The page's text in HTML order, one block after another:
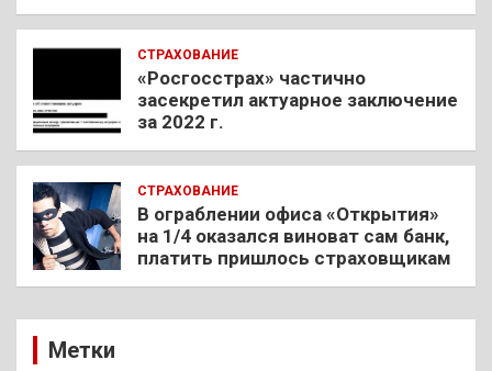
СТРАХОВАНИЕ
«Росгосстрах» частично
засекретил актуарное заключение
за 2022 г.
СТРАХОВАНИЕ
В ограблении офиса «Открытия»
на 1/4 оказался виноват сам банк,
платить пришлось страховщикам
Метки